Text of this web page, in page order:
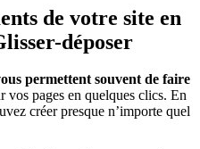
de votre site en
déposer
permettent souvent de faire
vos pages en quelques clics. En
créer presque n’importe quel